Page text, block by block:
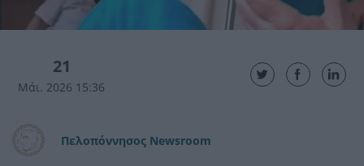
21
Μάι. 2026 15:36
Πελοπόννησος Newsroom